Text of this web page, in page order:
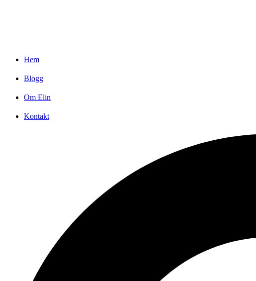
Hem
Blogg
Om Elin
Kontakt